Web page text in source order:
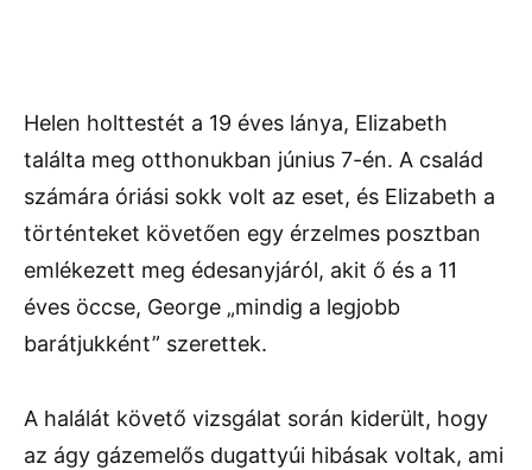
Helen holttestét a 19 éves lánya, Elizabeth
találta meg otthonukban június 7-én. A család
számára óriási sokk volt az eset, és Elizabeth a
történteket követően egy érzelmes posztban
emlékezett meg édesanyjáról, akit ő és a 11
éves öccse, George „mindig a legjobb
barátjukként” szerettek.
A halálát követő vizsgálat során kiderült, hogy
az ágy gázemelős dugattyúi hibásak voltak, ami